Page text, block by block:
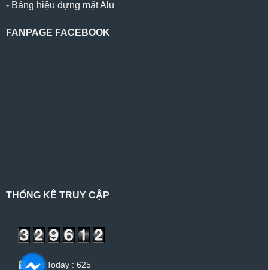
- Bảng hiệu dựng mặt Alu
FANPAGE FACEBOOK
THỐNG KÊ TRUY CẬP
Hits Today : 625